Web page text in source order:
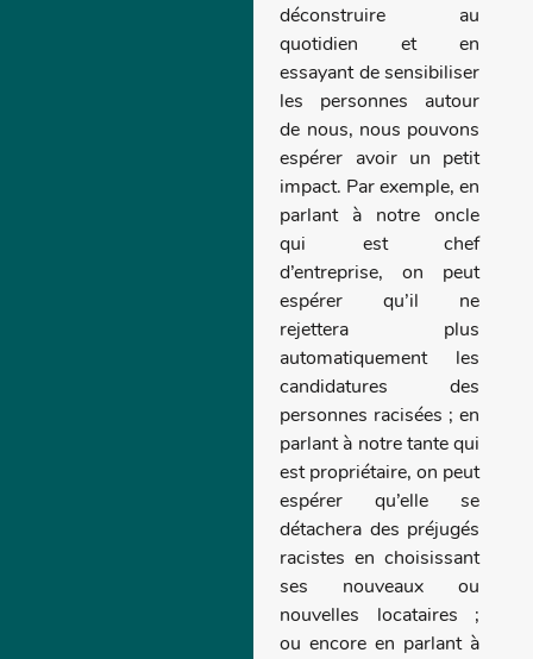
déconstruire au
quotidien et en
essayant de sensibiliser
les personnes autour
de nous, nous pouvons
espérer avoir un petit
impact. Par exemple, en
parlant à notre oncle
qui est chef
d’entreprise, on peut
espérer qu’il ne
rejettera plus
automatiquement les
candidatures des
personnes racisées ; en
parlant à notre tante qui
est propriétaire, on peut
espérer qu’elle se
détachera des préjugés
racistes en choisissant
ses nouveaux ou
nouvelles locataires ;
ou encore en parlant à